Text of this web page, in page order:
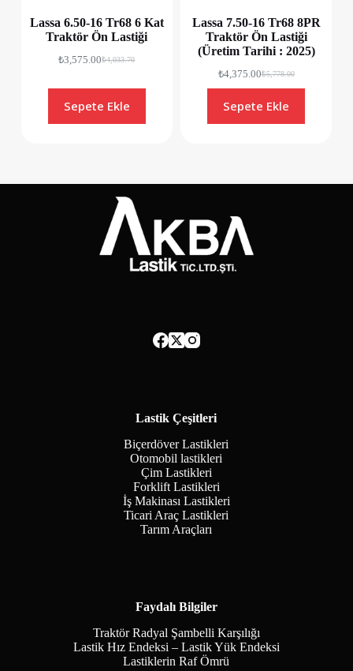
Lassa 6.50-16 Tr68 6 Kat
Traktör Ön Lastiği
₺4,033.70
₺3,575.00
Sepete Ekle
Lassa 7.50-16 Tr68 8PR
Traktör Ön Lastiği
(Üretim Tarihi : 2025)
₺5,778.00
₺4,375.00
Sepete Ekle
Lastik Çeşitleri
Biçerdöver Lastikleri
Otomobil lastikleri
Çim Lastikleri
Forklift Lastikleri
İş Makinası Lastikleri
Ticari Araç Lastikleri
Tarım Araçları
Faydalı Bilgiler
Traktör Radyal Şambelli Karşılığı
Lastik Hız Endeksi – Lastik Yük Endeksi
Lastiklerin Raf Ömrü